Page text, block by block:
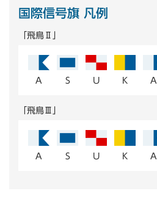
国際信号旗 凡例
「飛鳥Ⅱ」
A S U K A
「飛鳥Ⅲ」
A S U K A